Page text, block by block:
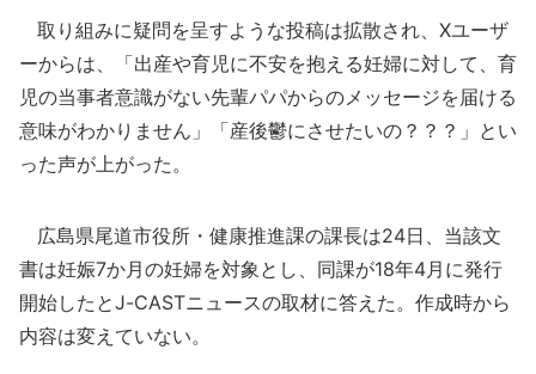
取り組みに疑問を呈すような投稿は拡散され、Xユーザ
ーからは、「出産や育児に不安を抱える妊婦に対して、育
児の当事者意識がない先輩パパからのメッセージを届ける
意味がわかりません」「産後鬱にさせたいの？？？」とい
った声が上がった。
広島県尾道市役所・健康推進課の課長は24日、当該文
書は妊娠7か月の妊婦を対象とし、同課が18年4月に発行
開始したとJ-CASTニュースの取材に答えた。作成時から
内容は変えていない。